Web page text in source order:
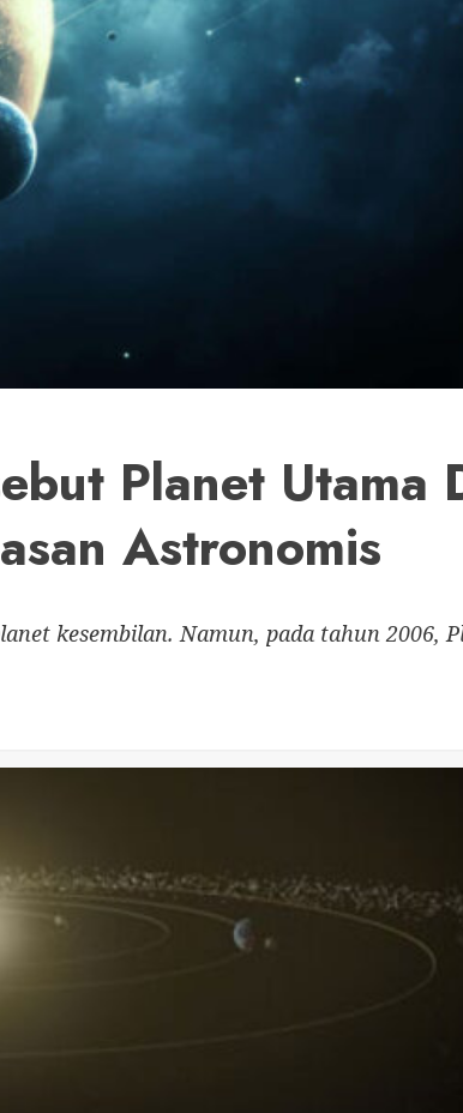
Planet Utama
Astronomis
kesembilan. Namun, pada tahun 2006,